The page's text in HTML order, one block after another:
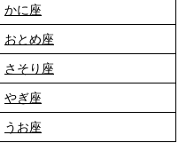
かに座
おとめ座
さそり座
やぎ座
うお座